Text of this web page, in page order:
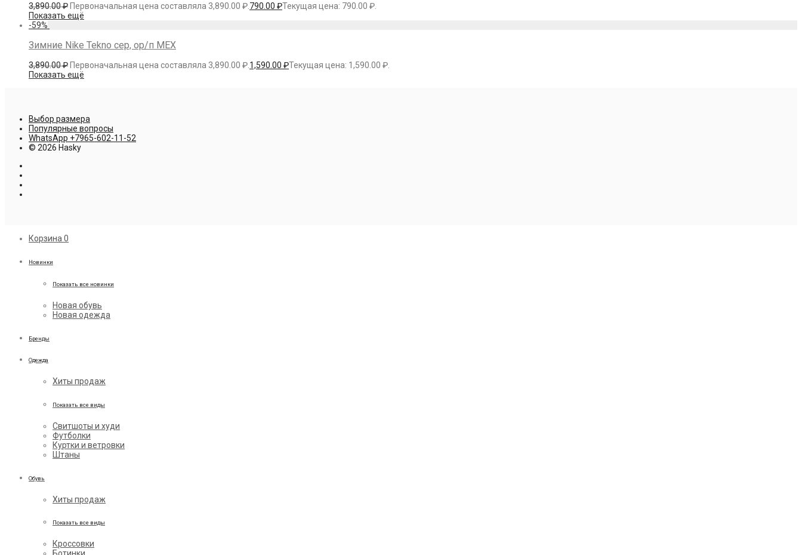
3,890.00₽ Первоначальная цена составляла 3,890.00 ₽. 790.00 ₽Текущая цена: 790.00 ₽.
Показать ещё
-59%
Зимние Nike Tekno сер, ор/п МЕХ
3,890.00₽ Первоначальная цена составляла 3,890.00 ₽. 1,590.00 ₽Текущая цена: 1,590.00 ₽.
Показать ещё
Выбор размера
Популярные вопросы
WhatsApp +7965-602-11-52
© 2026 Hasky
Корзина 0
Новинки
Показать все новинки
Новая обувь
Новая одежда
Бренды
Одежда
Хиты продаж
Показать все виды
Свитшоты и худи
Футболки
Куртки и ветровки
Штаны
Обувь
Хиты продаж
Показать все виды
Кроссовки